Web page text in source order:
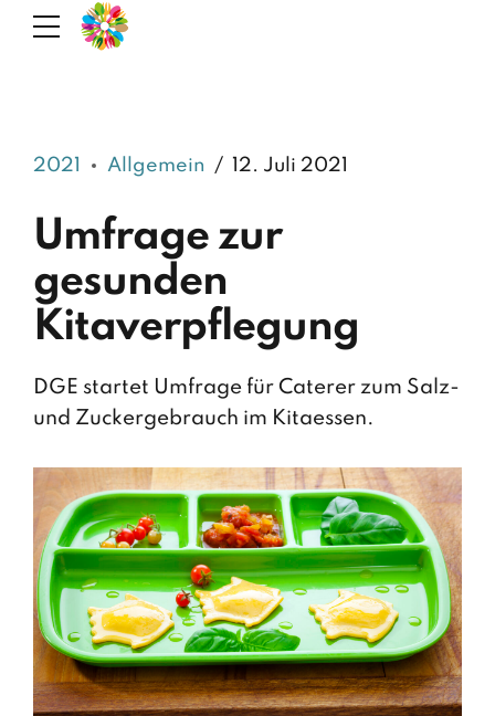
2021 Allgemein 12. Juli 2021
Umfrage zur
gesunden
Kitaverpflegung
DGE startet Umfrage für Caterer zum Salz-
und Zuckergebrauch im Kitaessen.